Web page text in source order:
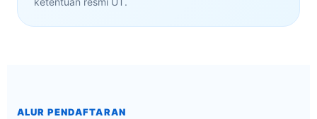
ALUR PENDAFTARAN